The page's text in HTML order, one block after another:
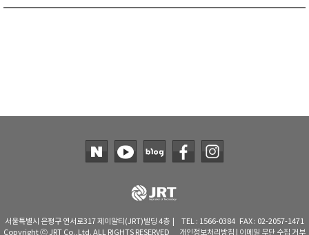
서울특별시 은평구 연서로317 제이알티(JRT)빌딩 4층 | TEL : 1566-0384 FAX : 02-2057-1471
Copyright ⓒ JRT Co.,Ltd. ALL RIGHTS RESERVED 개인정보처리방침 이메일 무단 수집 거부